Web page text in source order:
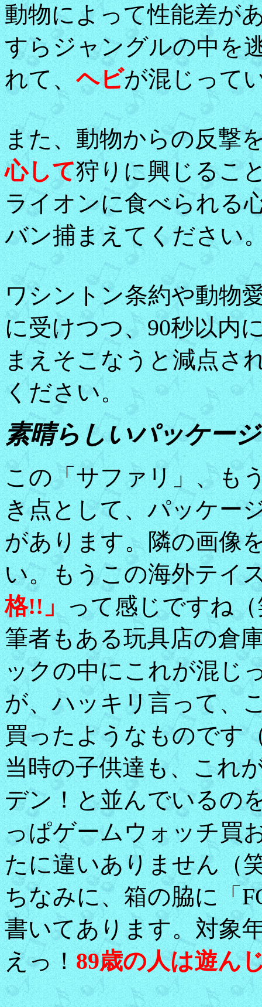
動物によって性能差が
すらジャングルの中を
れて、ヘビが混じって
また、動物からの反撃
心して狩りに興じるこ
ライオンに食べられる
バン捕まえてください
ワシントン条約や動物
に受けつつ、90秒以内
まえそこなうと減点さ
ください。
素晴らしいパッケージ
この「サファリ」、も
き点として、パッケー
があります。隣の画像
い。もうこの海外テイ
格!!」って感じですね
筆者もある玩具店の倉
ックの中にこれが混じ
が、ハッキリ言って、
買ったようなものです
当時の子供達も、これ
デン！と並んでいるの
っぱゲームウォッチ買
たに違いありません（
ちなみに、箱の脇に
書いてあります。対象
えっ！89歳の人は遊ん